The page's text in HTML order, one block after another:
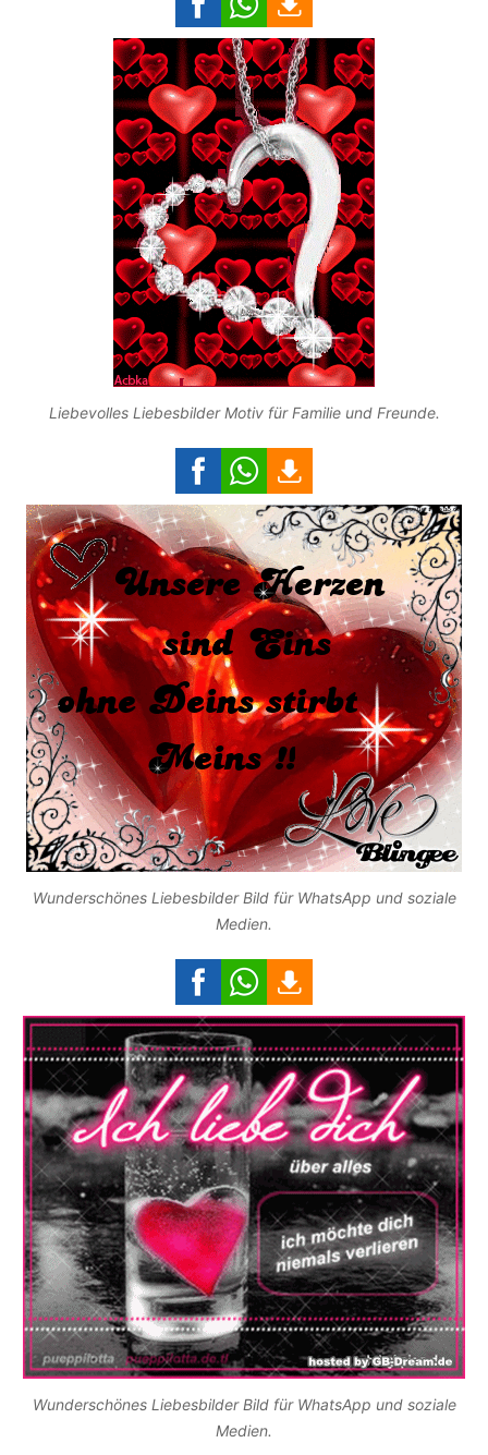
Liebevolles Liebesbilder Motiv für Familie und Freunde.
Wunderschönes Liebesbilder Bild für WhatsApp und soziale
Medien.
Wunderschönes Liebesbilder Bild für WhatsApp und soziale
Medien.